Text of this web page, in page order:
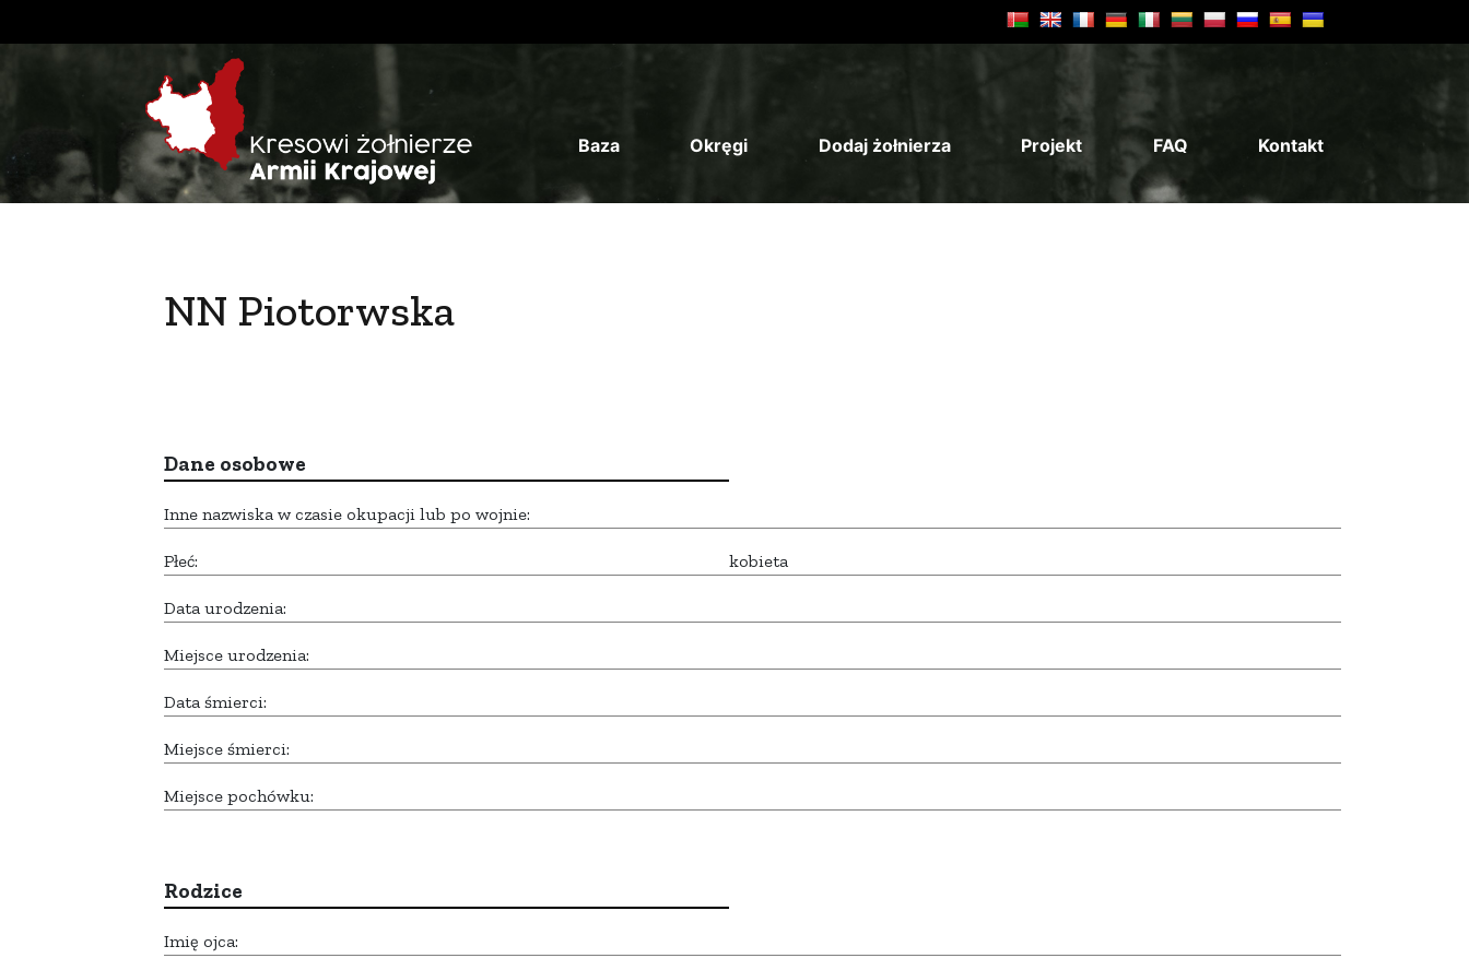
Baza Okręgi Dodaj żołnierza Projekt FAQ Kontakt
NN Piotorwska
Dane osobowe
Inne nazwiska w czasie okupacji lub po wojnie:
Płeć: kobieta
Data urodzenia:
Miejsce urodzenia:
Data śmierci:
Miejsce śmierci:
Miejsce pochówku:
Rodzice
Imię ojca: